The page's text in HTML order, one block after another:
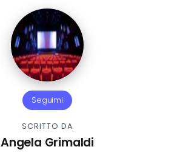
Seguimi
SCRITTO DA
Angela Grimaldi